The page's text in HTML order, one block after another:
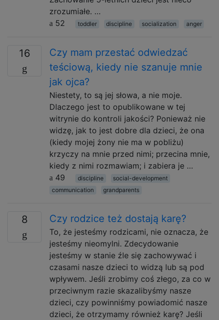
zrozumiałe. …
52
toddler discipline socialization anger
16
Czy mam przestać odwiedzać
teściową, kiedy nie szanuje mnie
jak ojca?
Niestety, to są jej słowa, a nie moje.
Dlaczego jest to opublikowane w tej
witrynie do kontroli jakości? Ponieważ nie
widzę, jak to jest dobre dla dzieci, że ona
(kiedy mojej żony nie ma w pobliżu)
krzyczy na mnie przed nimi; przecina mnie,
kiedy z nimi rozmawiam; i zabiera je …
49
discipline
social-development
communication
grandparents
8 Czy rodzice też dostają karę?
To, że jesteśmy rodzicami, nie oznacza, że ​​
jesteśmy nieomylni. Zdecydowanie
jesteśmy w stanie źle się zachowywać i
czasami nasze dzieci to widzą lub są pod
wpływem. Jeśli zrobimy coś złego, za co w
przeciwnym razie skazalibyśmy nasze
dzieci, czy powinniśmy powiadomić nasze
dzieci, że otrzymamy również karę? Jeśli